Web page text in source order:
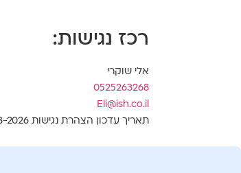
רכז נגישות:
אלי שוקרי
0525263268
Eli@ish.co.il
תאריך עדכון הצהרת נגישות 23-03-2026